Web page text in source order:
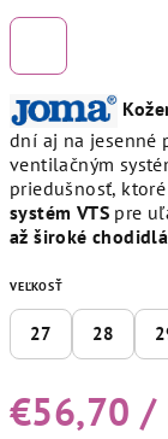
dní aj na jesenné
ventilačným
priedušnosť,
systém VTS pre
až široké chodidlá
VEĽKOSŤ
27 28
€56,70 /